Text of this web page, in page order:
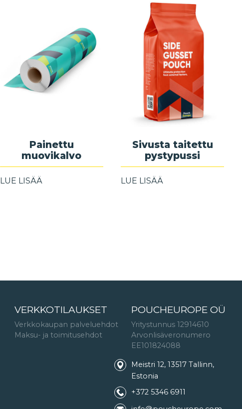
Painettu
muovikalvo
LUE LISÄÄ
Sivusta taitettu
pystypussi
LUE LISÄÄ
VERKKOTILAUKSET
Verkkokaupan palveluehdot
Maksu- ja toimitusehdot
POUCHEUROPE OÜ
Yritystunnus 12914610
Arvonlisäveronumero
EE101824088
Meistri 12, 13517 Tallinn,
Estonia
+372 5346 6911